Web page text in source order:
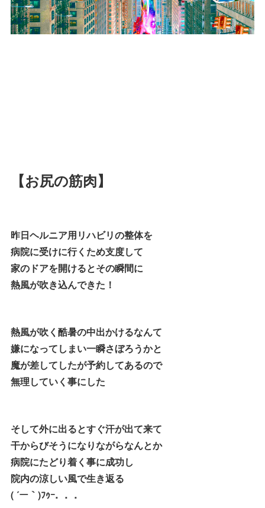
【お尻の筋肉】
昨日ヘルニア用リハビリの整体を
病院に受けに行くため支度して
家のドアを開けるとその瞬間に
熱風が吹き込んできた！
熱風が吹く酷暑の中出かけるなんて
嫌になってしまい一瞬さぼろうかと
魔が差してしたが予約してあるので
無理していく事にした
そして外に出るとすぐ汗が出て来て
干からびそうになりながらなんとか
病院にたどり着く事に成功し
院内の涼しい風で生き返る
( ´ー｀)ﾌｩｰ．．．